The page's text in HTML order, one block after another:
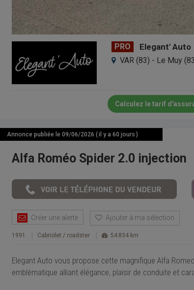
PRO Elegant' Auto
VAR (83) - Le Muy
Calculez le tarif
Annonce publiée le 09/06/2026 ( il y a 60 jours )
Alfa Roméo Spider 2.0 injection
Créer une alerte Ajouter à ma sélection
1991 Cabriolet / roadster 54 834 km
Elegant Auto vous propose cette magnifique Alfa
emblématique alliant élégance, plaisir de conduite et